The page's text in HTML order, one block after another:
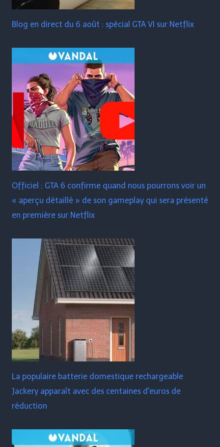
Blog en direct du 6 août : spécial GTA VI sur Netflix
Officiel : GTA 6 confirme quand nous pourrons voir un
« aperçu détaillé » de son gameplay qui sera présenté
en première sur Netflix
La populaire batterie domestique rechargeable
Jackery apparaît avec des centaines d'euros de
réduction